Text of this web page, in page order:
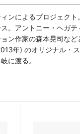
ンによるプロジェク
。アントニー・ヘガ
ン作家の森本晃司な
年) のオリジナル・
に渡る。